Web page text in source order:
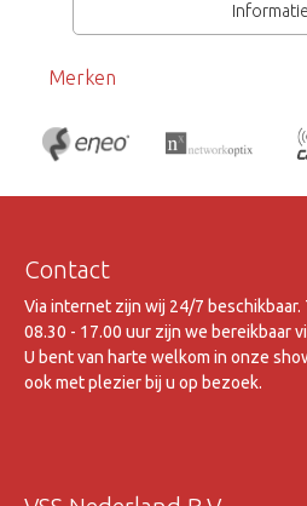
Informatie
Merken
Contact
Via internet zijn wij 24/7
08.30 - 17.00 uur zijn we bereikbaar
U bent van harte welkom in onze
ook met plezier bij u op bezoek.